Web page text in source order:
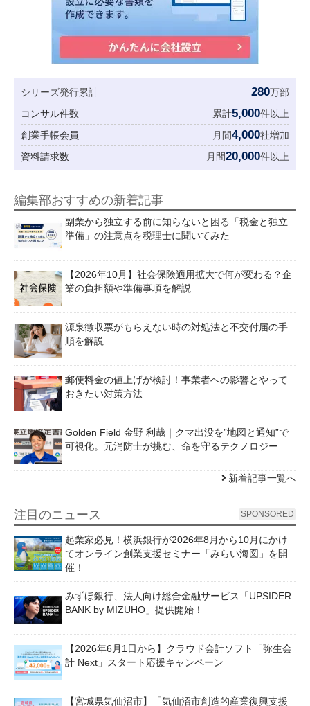
シリーズ発行累計 280万部
コンサル件数
累計5,000件以上
創業手帳会員
月間4,000社増加
資料請求数
月間20,000件以上
編集部おすすめの新着記事
副業から独立する前に知らないと困る「税金と独立
準備」の注意点を税理士に聞いてみた
【2026年10月】社会保険適用拡大で何が変わる？企
業の負担額や準備事項を解説
源泉徴収票がもらえない時の対処法と不交付届の手
順を解説
郵便料金の値上げが検討！事業者への影響とやって
おきたい対策方法
Golden Field 金野 利哉｜クマ出没を”地図と通知”で
可視化。元消防士が挑む、命を守るテクノロジー
新着記事一覧へ
注目のニュース SPONSORED
起業家必見！横浜銀行が2026年8月から10月にかけ
てオンライン創業支援セミナー「みらい海図」を開
催！
みずほ銀行、法人向け総合金融サービス「UPSIDER
BANK by MIZUHO」提供開始！
【2026年6月1日から】クラウド会計ソフト「弥生会
計 Next」スタート応援キャンペーン
【宮城県気仙沼市】「気仙沼市創造的産業復興支援